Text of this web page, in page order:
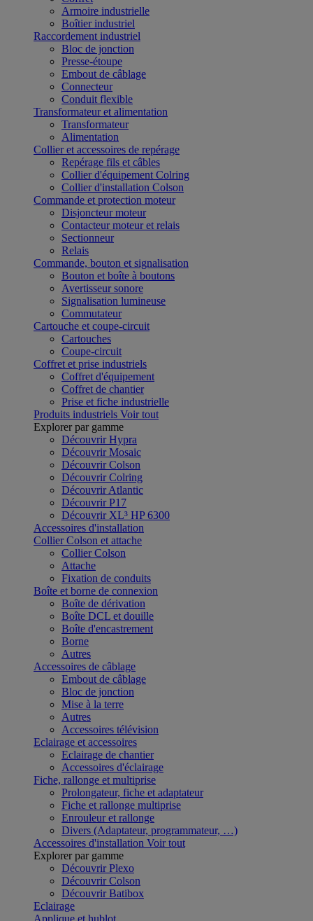
Armoire industrielle
Boîtier industriel
Raccordement industriel
Bloc de jonction
Presse-étoupe
Embout de câblage
Connecteur
Conduit flexible
Transformateur et alimentation
Transformateur
Alimentation
Collier et accessoires de repérage
Repérage fils et câbles
Collier d'équipement Colring
Collier d'installation Colson
Commande et protection moteur
Disjoncteur moteur
Contacteur moteur et relais
Sectionneur
Relais
Commande, bouton et signalisation
Bouton et boîte à boutons
Avertisseur sonore
Signalisation lumineuse
Commutateur
Cartouche et coupe-circuit
Cartouches
Coupe-circuit
Coffret et prise industriels
Coffret d'équipement
Coffret de chantier
Prise et fiche industrielle
Produits industriels Voir tout
Explorer par gamme
Découvrir Hypra
Découvrir Mosaic
Découvrir Colson
Découvrir Colring
Découvrir Atlantic
Découvrir P17
Découvrir XL³ HP 6300
Accessoires d'installation
Collier Colson et attache
Collier Colson
Attache
Fixation de conduits
Boîte et borne de connexion
Boîte de dérivation
Boîte DCL et douille
Boîte d'encastrement
Borne
Autres
Accessoires de câblage
Embout de câblage
Bloc de jonction
Mise à la terre
Autres
Accessoires télévision
Eclairage et accessoires
Eclairage de chantier
Accessoires d'éclairage
Fiche, rallonge et multiprise
Prolongateur, fiche et adaptateur
Fiche et rallonge multiprise
Enrouleur et rallonge
Divers (Adaptateur, programmateur, …)
Accessoires d'installation Voir tout
Explorer par gamme
Découvrir Plexo
Découvrir Colson
Découvrir Batibox
Eclairage
Applique et hublot